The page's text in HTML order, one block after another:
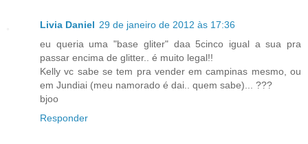
Livia Daniel 29 de janeiro de 2012 às 17:36
eu queria uma "base gliter" daa 5cinco igual a sua pra
passar encima de glitter.. é muito legal!!
Kelly vc sabe se tem pra vender em campinas mesmo, ou
em Jundiai (meu namorado é dai.. quem sabe)... ???
bjoo
Responder